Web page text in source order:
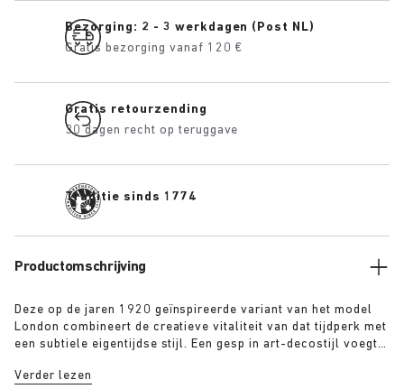
Bezorging: 2 - 3 werkdagen (Post NL)
Gratis bezorging vanaf 120 €
Gratis retourzending
30 dagen recht op teruggave
Traditie sinds 1774
Productomschrijving
Deze op de jaren 1920 geïnspireerde variant van het model
London combineert de creatieve vitaliteit van dat tijdperk met
een subtiele eigentijdse stijl. Een gesp in art-decostijl voegt
elegantie en het optimisme van die tijd weerspiegelt. Het hoge
Verder lezen